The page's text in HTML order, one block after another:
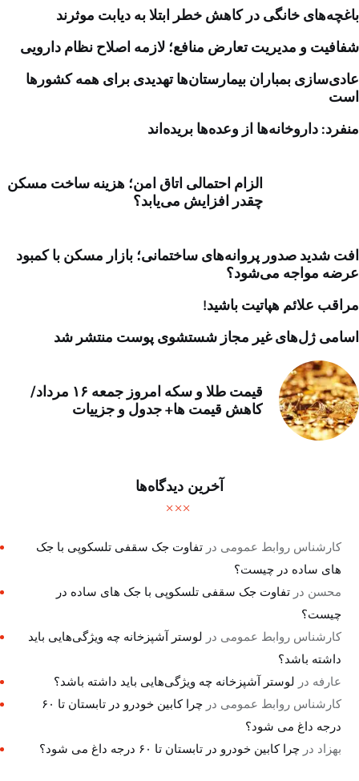
باغچه‌های خانگی در کاهش خطر ابتلا به دیابت موثرند
شفافیت و مدیریت تعارض منافع؛ لازمه اصلاح نظام دارویی
عادی‌سازی بمباران بیمارستان‌ها تهدیدی برای همه کشورها
است
منفرد: داروخانه‌ها از وعده‌ها بریده‌اند
الزام احتمالی اتاق امن؛ هزینه ساخت مسکن
چقدر افزایش می‌یابد؟
افت شدید صدور پروانه‌های ساختمانی؛ بازار مسکن با کمبود
عرضه مواجه می‌شود؟
مراقب علائم هپاتیت باشید!
اسامی ژل‌های غیر مجاز شستشوی پوست منتشر شد
قیمت طلا و سکه امروز جمعه ۱۶ مرداد/
کاهش قیمت ها+ جدول و جزییات
آخرین دیدگاه‌ها
کارشناس روابط عمومی درتفاوت جک سقفی تلسکوپی با جک
های ساده در چیست؟
محسن درتفاوت جک سقفی تلسکوپی با جک های ساده در
چیست؟
کارشناس روابط عمومی در لوستر آشپزخانه چه ویژگی‌هایی باید
داشته باشد؟
عارفه در لوستر آشپزخانه چه ویژگی‌هایی باید داشته باشد؟
کارشناس روابط عمومی در
چرا کابین خودرو در تابستان تا ۶۰
درجه داغ می شود؟
بهزاد درچرا کابین خودرو در تابستان تا ۶۰ درجه داغ می شود؟